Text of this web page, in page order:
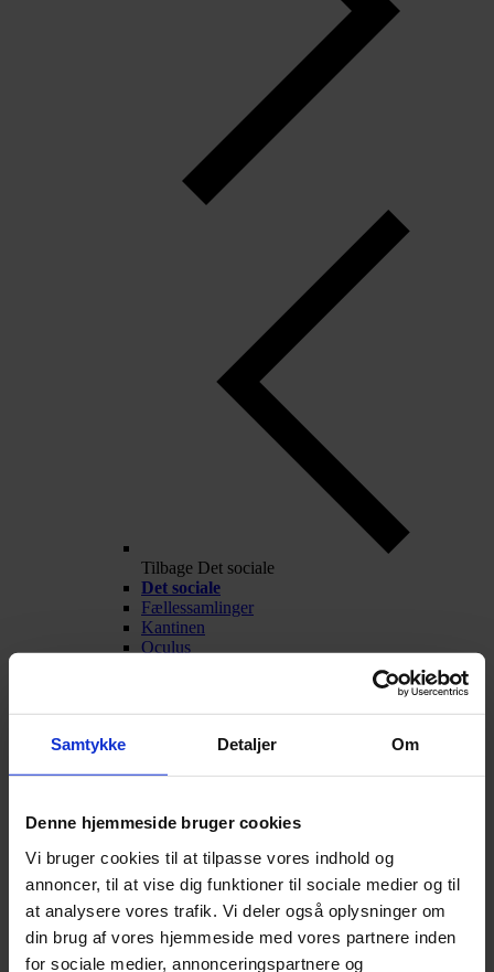
Samtykke Detaljer Om
Denne hjemmeside bruger cookies
Vi bruger cookies til at tilpasse vores indhold og
annoncer, til at vise dig funktioner til sociale medier og til
at analysere vores trafik. Vi deler også oplysninger om
din brug af vores hjemmeside med vores partnere inden
for sociale medier, annonceringspartnere og
Tilbage Det sociale
Det sociale
Fællessamlinger
Kantinen
Oculus
Arrangementer